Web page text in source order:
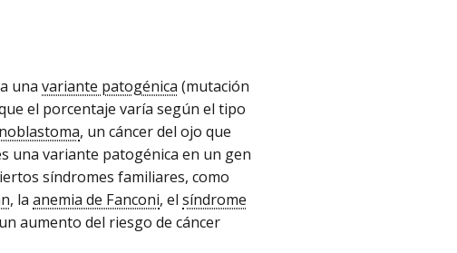
una variante patogénica (mutación
el porcentaje varía según el tipo
, un cáncer del ojo que
una variante patogénica en un gen
síndromes familiares, como
, la anemia de Fanconi, el síndrome
aumento del riesgo de cáncer